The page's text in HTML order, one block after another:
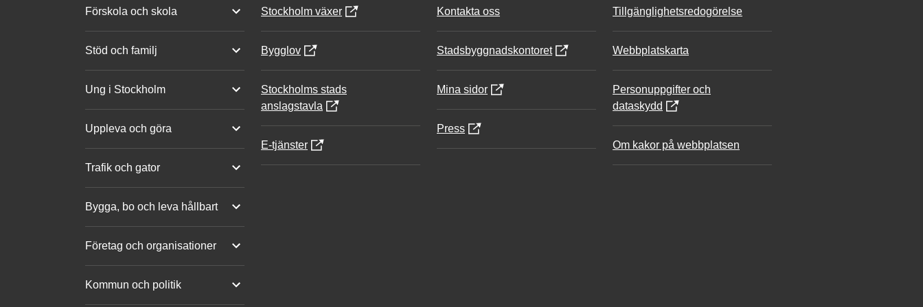
Förskola och skola
Stöd och familj
Ung i Stockholm
Uppleva och göra
Trafik och gator
Bygga, bo och leva hållbart
Företag och organisationer
Kommun och politik
Stockholm växer
Bygglov
Stockholms stads
anslagstavla
E-tjänster
Kontakta oss
Stadsbyggnadskontoret
Mina sidor
Press
Tillgänglighetsredogörelse
Webbplatskarta
Personuppgifter och
dataskydd
Om kakor på webbplatsen